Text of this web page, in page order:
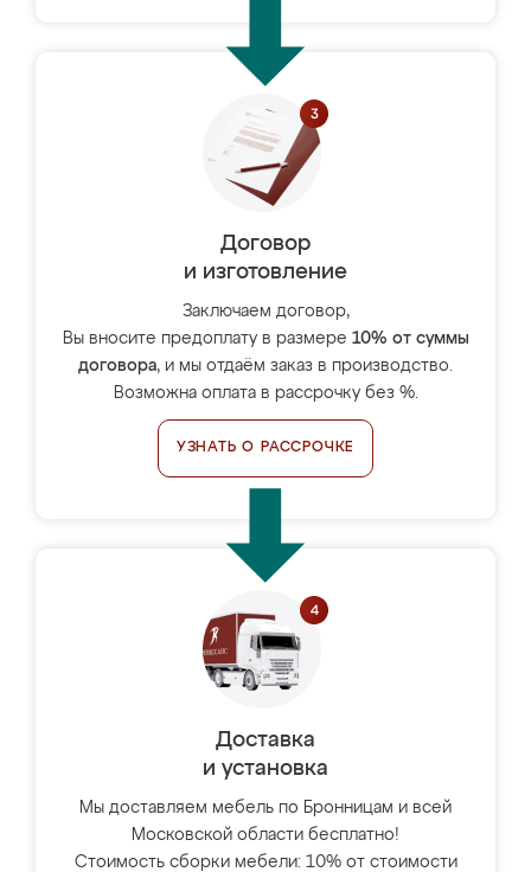
Договор
и изготовление
Заключаем договор,
Вы вносите предоплату в размере 10% от суммы
договора, и мы отдаём заказ в производство.
Возможна оплата в рассрочку без %.
УЗНАТЬ О РАССРОЧКЕ
Доставка
и установка
Мы доставляем мебель по Бронницам и всей
Московской области бесплатно!
Стоимость сборки мебели: 10% от стоимости